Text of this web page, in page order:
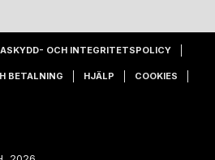
OCH INTEGRITETSPOLICY
BETALNING HJÄLP COOKIES